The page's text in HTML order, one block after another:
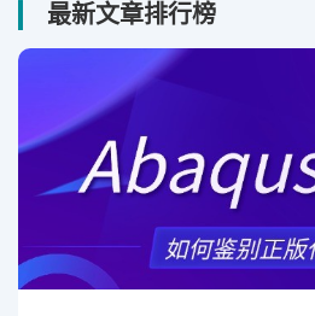
最新文章排行榜